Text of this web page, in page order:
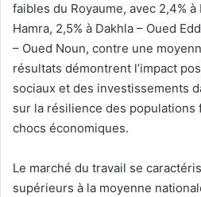
faibles du Royaume, avec 2,4% à
Hamra, 2,5% à Dakhla – Oued
– Oued Noun, contre une
résultats démontrent l’impact
sociaux et des investissements
sur la résilience des populations
chocs économiques.
Le marché du travail se
supérieurs à la moyenne